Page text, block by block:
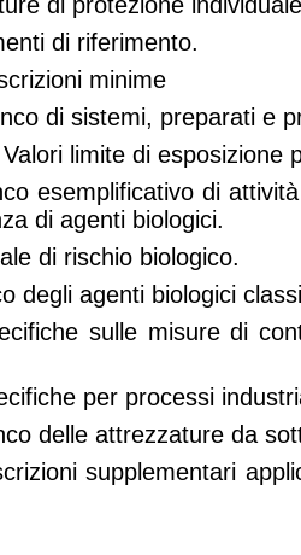
di riferimento.
minime
di sistemi, preparati e
limite di esposizione
esemplificativo di
di agenti biologici.
di rischio biologico.
degli agenti biologici
sulle misure di
per processi
delle attrezzature da
supplementari